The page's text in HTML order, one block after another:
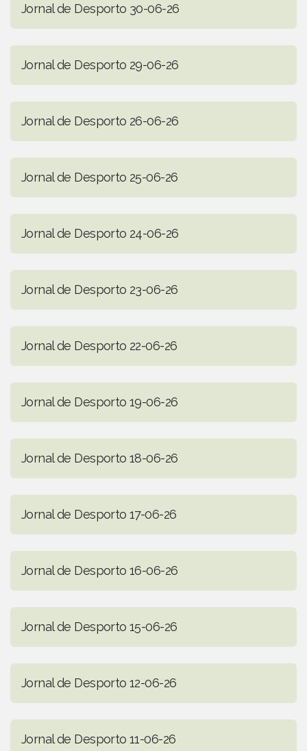
Jornal de Desporto 30-06-26
Jornal de Desporto 29-06-26
Jornal de Desporto 26-06-26
Jornal de Desporto 25-06-26
Jornal de Desporto 24-06-26
Jornal de Desporto 23-06-26
Jornal de Desporto 22-06-26
Jornal de Desporto 19-06-26
Jornal de Desporto 18-06-26
Jornal de Desporto 17-06-26
Jornal de Desporto 16-06-26
Jornal de Desporto 15-06-26
Jornal de Desporto 12-06-26
Jornal de Desporto 11-06-26